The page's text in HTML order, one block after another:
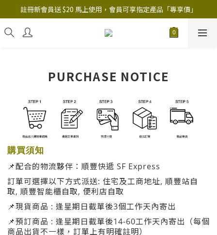
註冊新會員送 $20 馬上使用，會員可享指定產品「​專享價」
註冊新會員送 $20 馬上使用，會員可享指定產品「​專享價」
B.Y.O.B Mask Collection 任選優惠: 4件9折
PURCHASE NOTICE
購買須知
📌配合的物流夥伴：順豐快遞 SF Express
訂單可選擇以下方式派送: 住宅及工商地址, 順豐站自
取, 順豐智能櫃自取, 便利店自取
📌現貨商品 : 逢星期日截單後3個工作天內寄出
📌預訂商品 : 逢星期日截單後14-60工作天內寄出 （每個
商品出貨不一樣，訂單上有明確註明）